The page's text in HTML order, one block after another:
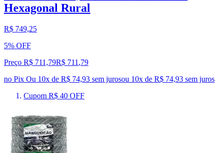
Hexagonal Rural
R$ 749,25
5% OFF
Preço R$ 711,79R$ 711 ,79
no Pix Ou 10x de R$ 74,93 sem jurosou 10x de R$ 74,93 sem juros
Cupom R$ 40 OFF